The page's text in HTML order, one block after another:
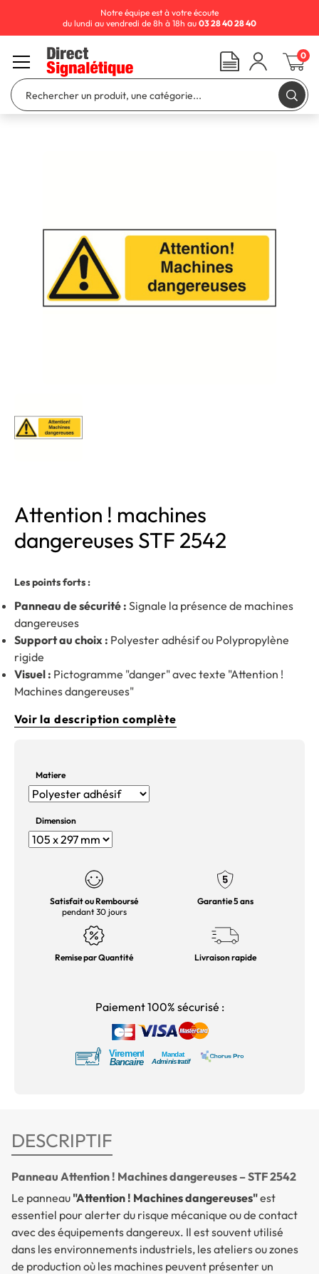
Attention ! machines
dangereuses STF 2542
Les points forts :
Panneau de sécurité : Signale la présence de machines
dangereuses
Support au choix : Polyester adhésif ou Polypropylène
rigide
Visuel : Pictogramme "danger" avec texte "Attention !
Machines dangereuses"
Voir la description complète
Matiere
Dimension
Satisfait ou Remboursé
pendant 30 jours
Garantie 5 ans
Remise par Quantité Livraison rapide
Paiement 100% sécurisé :
DESCRIPTIF
Panneau Attention ! Machines dangereuses – STF 2542
Le panneau "Attention ! Machines dangereuses"est
essentiel pour alerter du risque mécanique ou de contact
avec des équipements dangereux. Il est souvent utilisé
dans les environnements industriels, les ateliers ou zones
de production où les machines peuvent présenter un
Notre équipe est à votre écoute
du lundi au vendredi de 8h à 18h au 03 28 40 28 40
0